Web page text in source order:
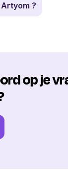
?
op je